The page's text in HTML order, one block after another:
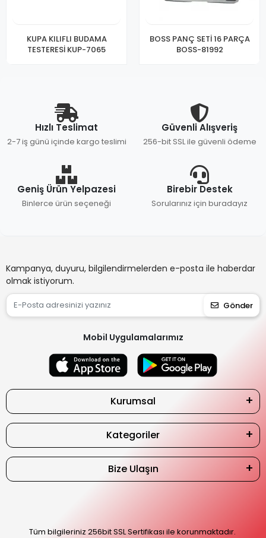
KUPA KILIFLI BUDAMA
TESTERESİ KUP-7065
BOSS PANÇ SETİ 16 PARÇA
BOSS-81992
Hızlı Teslimat
2-7 iş günü içinde kargo teslimi
Güvenli Alışveriş
256-bit SSL ile güvenli ödeme
Geniş Ürün Yelpazesi
Binlerce ürün seçeneği
Birebir Destek
Sorularınız için buradayız
Kampanya, duyuru, bilgilendirmelerden e-posta ile haberdar
olmak istiyorum.
Gönder
Mobil Uygulamalarımız
Kurumsal
Kategoriler
Bize Ulaşın
Tüm bilgileriniz 256bit SSL Sertifikası ile korunmaktadır.